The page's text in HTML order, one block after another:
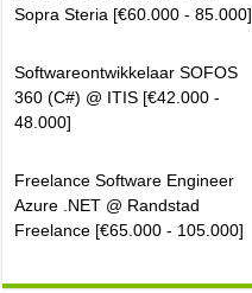
Sopra Steria [€60.000 - 85.000]
Softwareontwikkelaar SOFOS
360 (C#) @ ITIS [€42.000 -
48.000]
Freelance Software Engineer
Azure .NET @ Randstad
Freelance [€65.000 - 105.000]